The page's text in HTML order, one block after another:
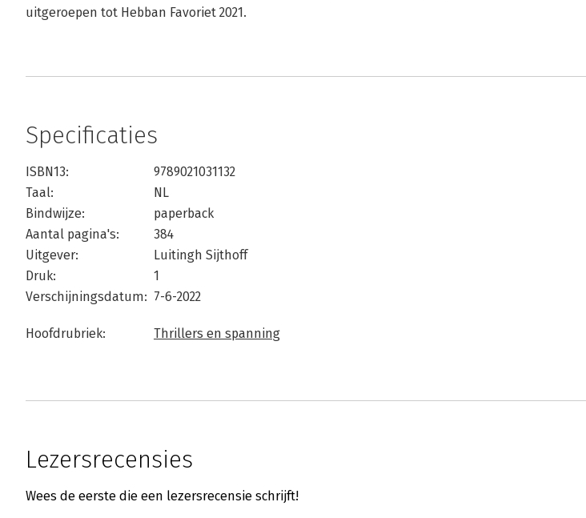
uitgeroepen tot Hebban Favoriet 2021.
Specificaties
ISBN13:
9789021031132
Taal:
NL
Bindwijze:
paperback
Aantal pagina's:
384
Uitgever:
Luitingh Sijthoff
Druk:
1
Verschijningsdatum: 7-6-2022
Hoofdrubriek: Thrillers en spanning
Lezersrecensies
Wees de eerste die een lezersrecensie schrijft!